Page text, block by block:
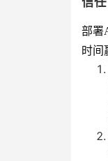
部署
时间